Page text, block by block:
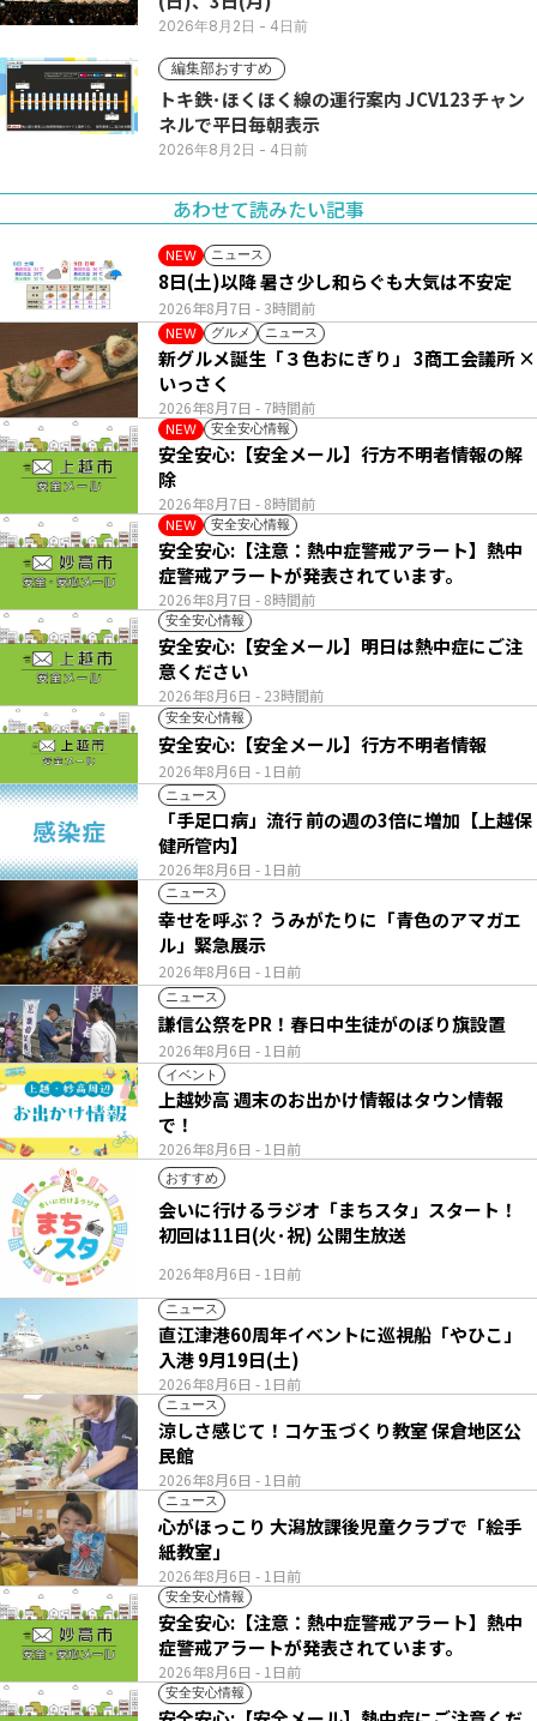
2026年8月2日 - 4日前
編集部おすすめ
トキ鉄･ほくほく線の運行案内 JCV123チャン
ネルで平日毎朝表示
2026年8月2日 - 4日前
あわせて読みたい記事
NEW ニュース
2026年8月7日 - 3時間前
8日(土)以降 暑さ少し和らぐも大気は不安定
NEW グルメ ニュース
2026年8月7日 - 7時間前
新グルメ誕生「３色おにぎり」 3商工会議所 ×
いっさく
NEW 安全安心情報
2026年8月7日 - 8時間前
安全安心:【安全メール】行方不明者情報の解
除
NEW 安全安心情報
2026年8月7日 - 8時間前
安全安心:【注意：熱中症警戒アラート】熱中
症警戒アラートが発表されています。
安全安心情報
2026年8月6日 - 23時間前
安全安心:【安全メール】明日は熱中症にご注
意ください
安全安心情報
2026年8月6日 - 1日前
安全安心:【安全メール】行方不明者情報
ニュース
2026年8月6日 - 1日前
「手足口病」流行 前の週の3倍に増加【上越保
健所管内】
ニュース
2026年8月6日 - 1日前
幸せを呼ぶ？ うみがたりに「青色のアマガエ
ル」緊急展示
ニュース
2026年8月6日 - 1日前
謙信公祭をPR！春日中生徒がのぼり旗設置
イベント
2026年8月6日 - 1日前
上越妙高 週末のお出かけ情報はタウン情報
で！
おすすめ
2026年8月6日 - 1日前
会いに行けるラジオ「まちスタ」スタート！
初回は11日(火･祝) 公開生放送
ニュース
2026年8月6日 - 1日前
直江津港60周年イベントに巡視船「やひこ」
入港 9月19日(土)
ニュース
2026年8月6日 - 1日前
涼しさ感じて！コケ玉づくり教室 保倉地区公
民館
ニュース
2026年8月6日 - 1日前
心がほっこり 大潟放課後児童クラブで「絵手
紙教室」
安全安心情報
2026年8月6日 - 1日前
安全安心:【注意：熱中症警戒アラート】熱中
症警戒アラートが発表されています。
安全安心情報